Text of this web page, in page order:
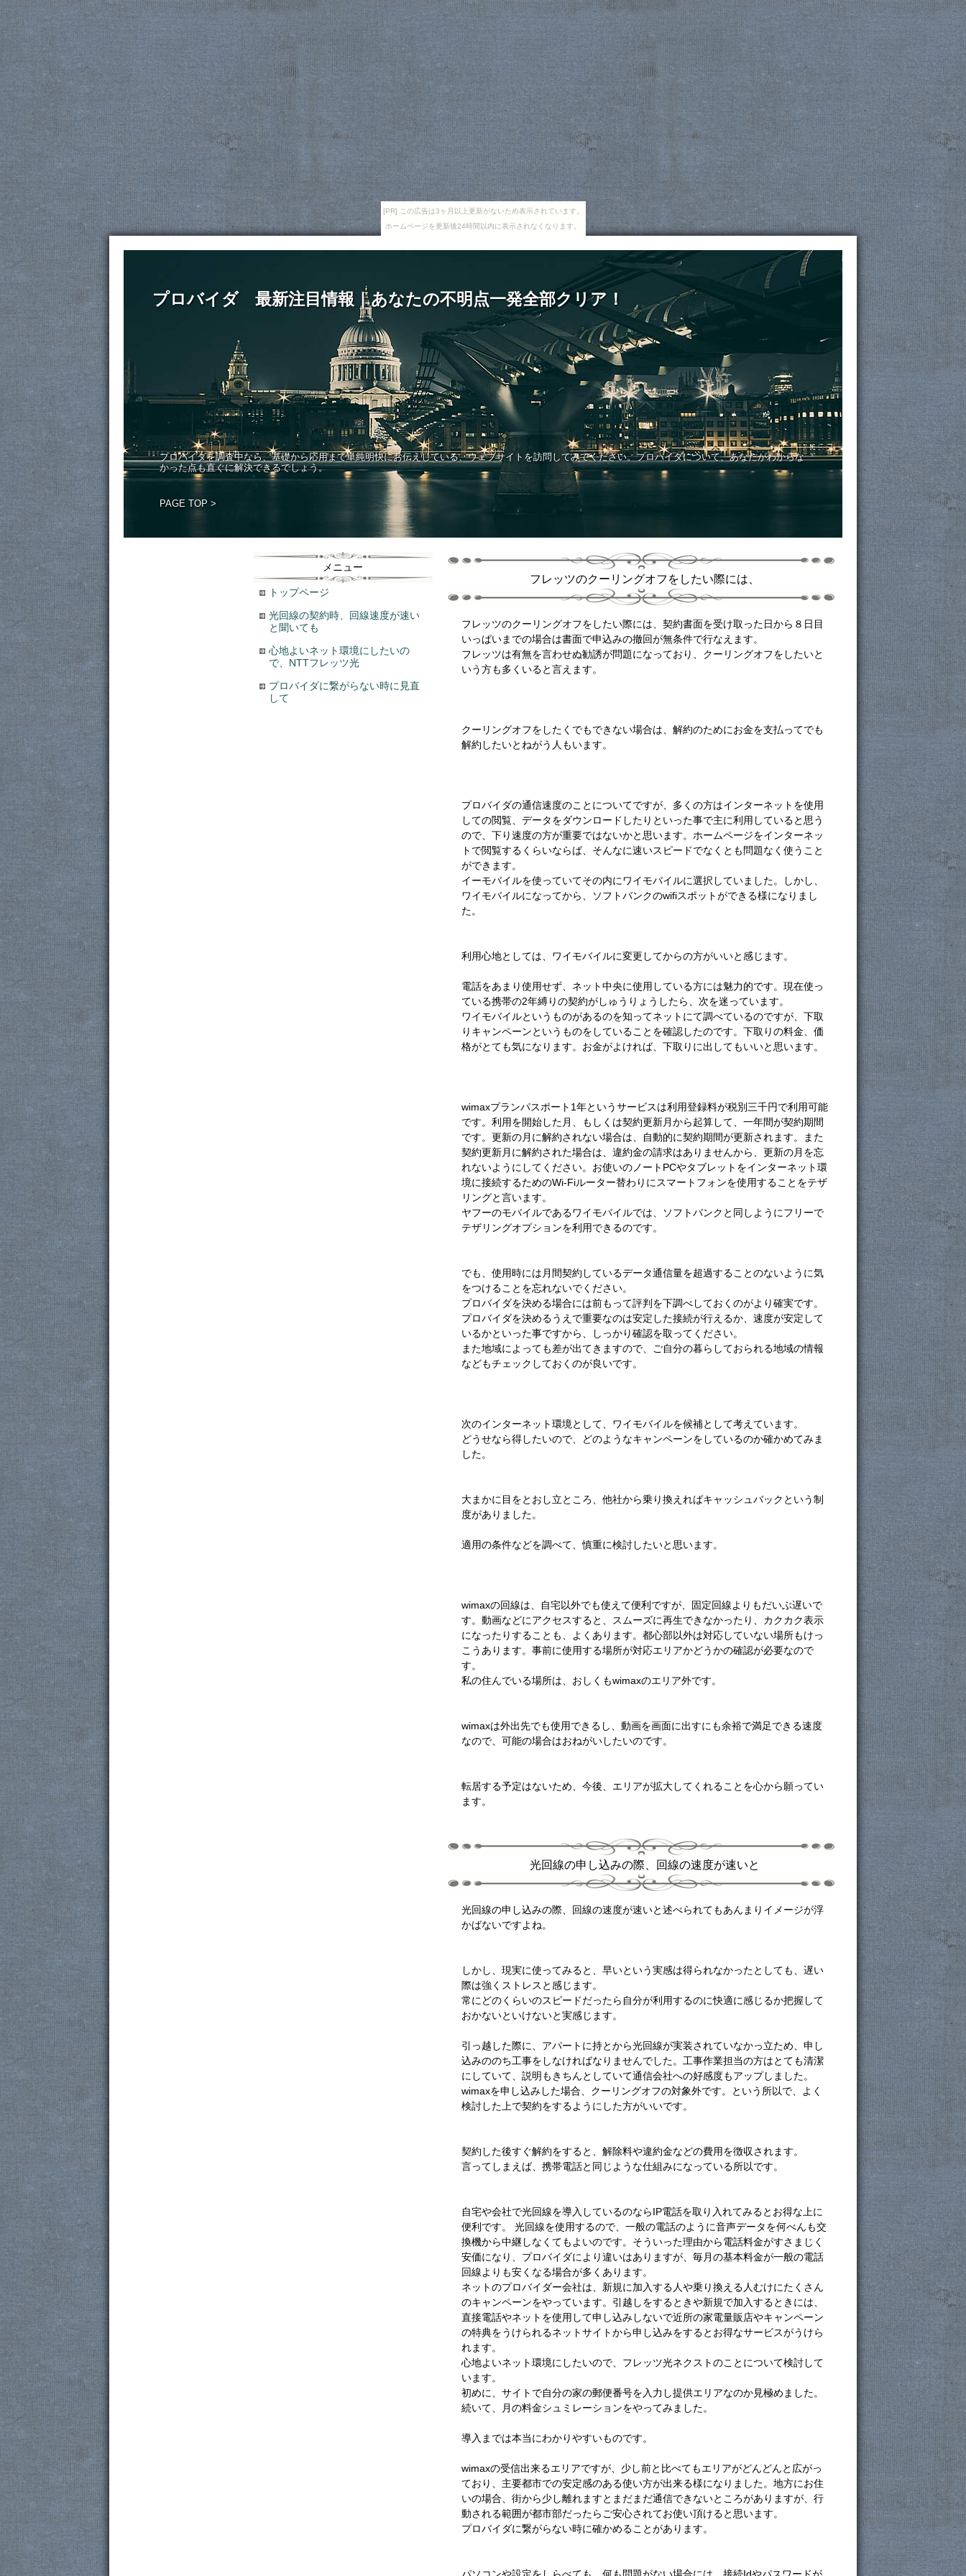
[PR] この広告は3ヶ月以上更新がないため表示されています。
ホームページを更新後24時間以内に表示されなくなります。
プロバイダ 最新注目情報｜あなたの不明点一発全部クリア！
プロバイダを調査中なら、基礎から応用まで単純明快にお伝えしている、ウェブサイトを訪問してみてください。プロバイダについて、あなたがわからな
かった点も直ぐに解決できるでしょう。
PAGE TOP >
フレッツのクーリングオフをしたい際には、
フレッツのクーリングオフをしたい際には、契約書面を受け取った日から８日目
いっぱいまでの場合は書面で申込みの撤回が無条件で行なえます。
フレッツは有無を言わせぬ勧誘が問題になっており、クーリングオフをしたいと
いう方も多くいると言えます。
クーリングオフをしたくでもできない場合は、解約のためにお金を支払ってでも
解約したいとねがう人もいます。
プロバイダの通信速度のことについてですが、多くの方はインターネットを使用
しての閲覧、データをダウンロードしたりといった事で主に利用していると思う
ので、下り速度の方が重要ではないかと思います。ホームページをインターネッ
トで閲覧するくらいならば、そんなに速いスピードでなくとも問題なく使うこと
ができます。
イーモバイルを使っていてその内にワイモバイルに選択していました。しかし、
ワイモバイルになってから、ソフトバンクのwifiスポットができる様になりまし
た。
利用心地としては、ワイモバイルに変更してからの方がいいと感じます。
電話をあまり使用せず、ネット中央に使用している方には魅力的です。現在使っ
ている携帯の2年縛りの契約がしゅうりょうしたら、次を迷っています。
ワイモバイルというものがあるのを知ってネットにて調べているのですが、下取
りキャンペーンというものをしていることを確認したのです。下取りの料金、価
格がとても気になります。お金がよければ、下取りに出してもいいと思います。
wimaxプランパスポート1年というサービスは利用登録料が税別三千円で利用可能
です。利用を開始した月、もしくは契約更新月から起算して、一年間が契約期間
です。更新の月に解約されない場合は、自動的に契約期間が更新されます。また
契約更新月に解約された場合は、違約金の請求はありませんから、更新の月を忘
れないようにしてください。お使いのノートPCやタブレットをインターネット環
境に接続するためのWi-Fiルーター替わりにスマートフォンを使用することをテザ
リングと言います。
ヤフーのモバイルであるワイモバイルでは、ソフトバンクと同しようにフリーで
テザリングオプションを利用できるのです。
でも、使用時には月間契約しているデータ通信量を超過することのないように気
をつけることを忘れないでください。
プロバイダを決める場合には前もって評判を下調べしておくのがより確実です。
プロバイダを決めるうえで重要なのは安定した接続が行えるか、速度が安定して
いるかといった事ですから、しっかり確認を取ってください。
また地域によっても差が出てきますので、ご自分の暮らしておられる地域の情報
などもチェックしておくのが良いです。
次のインターネット環境として、ワイモバイルを候補として考えています。
どうせなら得したいので、どのようなキャンペーンをしているのか確かめてみま
した。
大まかに目をとおし立ところ、他社から乗り換えればキャッシュバックという制
度がありました。
適用の条件などを調べて、慎重に検討したいと思います。
wimaxの回線は、自宅以外でも使えて便利ですが、固定回線よりもだいぶ遅いで
す。動画などにアクセスすると、スムーズに再生できなかったり、カクカク表示
になったりすることも、よくあります。都心部以外は対応していない場所もけっ
こうあります。事前に使用する場所が対応エリアかどうかの確認が必要なので
す。
私の住んでいる場所は、おしくもwimaxのエリア外です。
wimaxは外出先でも使用できるし、動画を画面に出すにも余裕で満足できる速度
なので、可能の場合はおねがいしたいのです。
転居する予定はないため、今後、エリアが拡大してくれることを心から願ってい
ます。
光回線の申し込みの際、回線の速度が速いと
光回線の申し込みの際、回線の速度が速いと述べられてもあんまりイメージが浮
かばないですよね。
しかし、現実に使ってみると、早いという実感は得られなかったとしても、遅い
際は強くストレスと感じます。
常にどのくらいのスピードだったら自分が利用するのに快適に感じるか把握して
おかないといけないと実感じます。
引っ越した際に、アパートに持とから光回線が実装されていなかっ立ため、申し
込みののち工事をしなければなりませんでした。工事作業担当の方はとても清潔
にしていて、説明もきちんとしていて通信会社への好感度もアップしました。
wimaxを申し込みした場合、クーリングオフの対象外です。という所以で、よく
検討した上で契約をするようにした方がいいです。
契約した後すぐ解約をすると、解除料や違約金などの費用を徴収されます。
言ってしまえば、携帯電話と同じような仕組みになっている所以です。
自宅や会社で光回線を導入しているのならIP電話を取り入れてみるとお得な上に
便利です。 光回線を使用するので、一般の電話のように音声データを何べんも交
換機から中継しなくてもよいのです。そういった理由から電話料金がすさまじく
安価になり、プロバイダにより違いはありますが、毎月の基本料金が一般の電話
回線よりも安くなる場合が多くあります。
ネットのプロバイダー会社は、新規に加入する人や乗り換える人むけにたくさん
のキャンペーンをやっています。引越しをするときや新規で加入するときには、
直接電話やネットを使用して申し込みしないで近所の家電量販店やキャンペーン
の特典をうけられるネットサイトから申し込みをするとお得なサービスがうけら
れます。
心地よいネット環境にしたいので、フレッツ光ネクストのことについて検討して
います。
初めに、サイトで自分の家の郵便番号を入力し提供エリアなのか見極めました。
続いて、月の料金シュミレーションをやってみました。
導入までは本当にわかりやすいものです。
wimaxの受信出来るエリアですが、少し前と比べてもエリアがどんどんと広がっ
ており、主要都市での安定感のある使い方が出来る様になりました。地方にお住
いの場合、街から少し離れますとまだまだ通信できないところがありますが、行
動される範囲が都市部だったらご安心されてお使い頂けると思います。
プロバイダに繋がらない時に確かめることがあります。
メニュー
トップページ
光回線の契約時、回線速度が速い
と聞いても
心地よいネット環境にしたいの
で、NTTフレッツ光
プロバイダに繋がらない時に見直
して